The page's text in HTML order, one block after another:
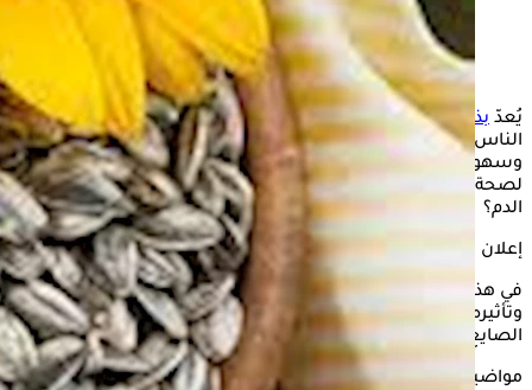
يُعدّ بذور عباد الشمسمن أكثر الأطعمة الشعبية انتشارًا بين
الناس، حيث يُقبل الكثيرون على تناوله بفضل مذاقه المميز وتوافره
وسهولة الحصول عليه، إلى جانب احتوائه على عناصر غذائية مفيدة
لصحة الجسم، ولكن هل يمكن أن يؤثر تناوله على مستويات سكر
الدم؟
إعلان
في هذا التقرير، يستعرض "الكونسلتو"فوائد بذور عباد الشمس
وتأثيره على مرضى السكري، وفقًا لما أوضحته الدكتورة غادة
الصايغ، استشاري التغذية العلاجية.
مواضيع ذات صلة